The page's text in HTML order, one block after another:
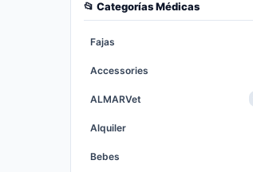
📂 Categorías Médicas
Fajas
Accessories
ALMARVet
Alquiler
Bebes